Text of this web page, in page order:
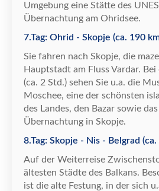
Umgebung eine Stätte des
Übernachtung am Ohridsee.
7.Tag: Ohrid - Skopje (ca. 190
Sie fahren nach Skopje, die
Hauptstadt am Fluss Vardar.
(ca. 2 Std.) sehen Sie u.a. die
Moschee, eine der schönsten
des Landes, den Bazar sowie
Übernachtung in Skopje.
8.Tag: Skopje - Nis - Belgrad
Auf der Weiterreise
ä ltesten Städte des Balkans.
ist die alte Festung, in der sich